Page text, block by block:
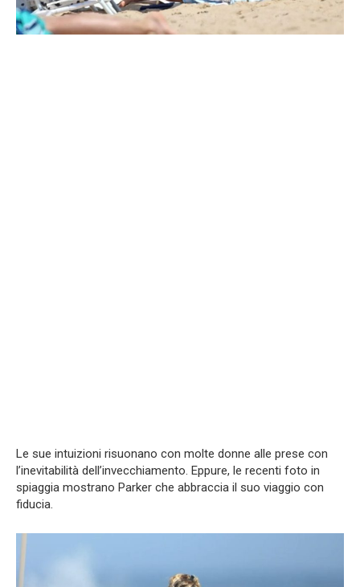
Le sue intuizioni risuonano con molte donne alle prese con
l’inevitabilità dell’invecchiamento. Eppure, le recenti foto in
spiaggia mostrano Parker che abbraccia il suo viaggio con
fiducia.